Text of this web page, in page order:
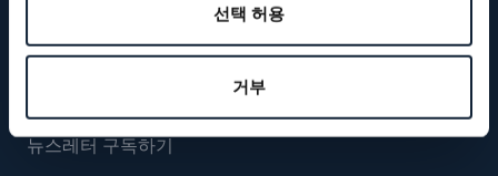
선택 허용
거부
브레게 팔로우하기
뉴스레터 구독하기